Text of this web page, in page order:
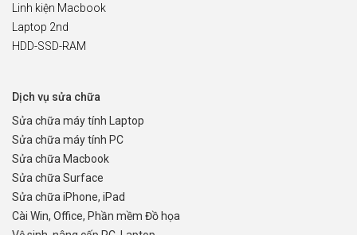
Linh kiện Macbook
Laptop 2nd
HDD-SSD-RAM
Dịch vụ sửa chữa
Sửa chữa máy tính Laptop
Sửa chữa máy tính PC
Sửa chữa Macbook
Sửa chữa Surface
Sửa chữa iPhone, iPad
Cài Win, Office, Phần mềm Đồ họa